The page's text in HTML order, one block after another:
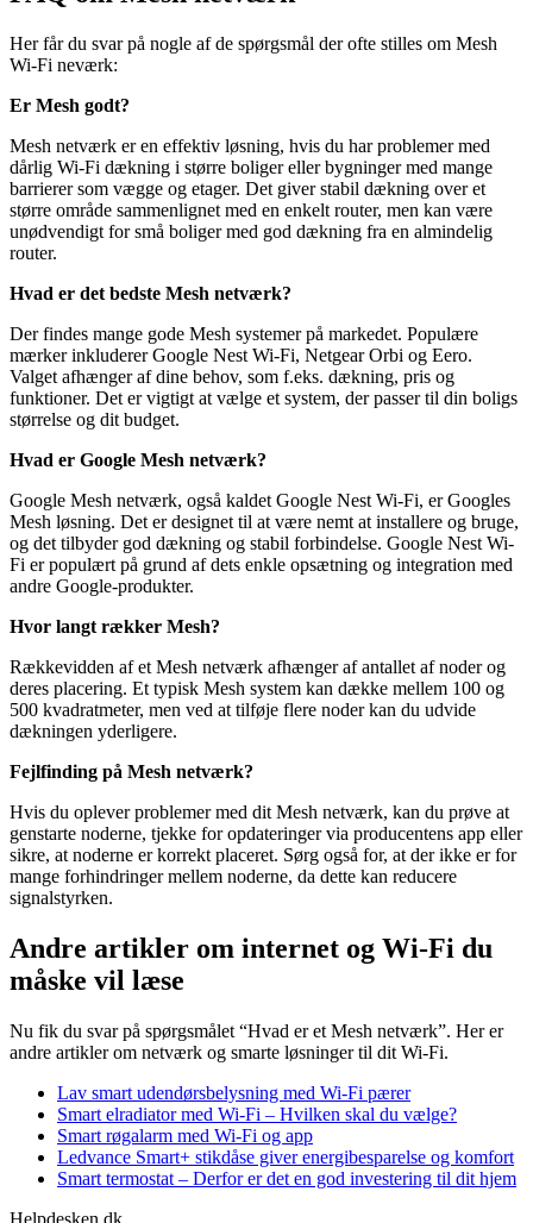
Her får du svar på nogle af de spørgsmål der ofte stilles om Mesh
Wi-Fi neværk:
Er Mesh godt?
Mesh netværk er en effektiv løsning, hvis du har problemer med
dårlig Wi-Fi dækning i større boliger eller bygninger med mange
barrierer som vægge og etager. Det giver stabil dækning over et
større område sammenlignet med en enkelt router, men kan være
unødvendigt for små boliger med god dækning fra en almindelig
router.
Hvad er det bedste Mesh netværk?
Der findes mange gode Mesh systemer på markedet. Populære
mærker inkluderer Google Nest Wi-Fi, Netgear Orbi og Eero.
Valget afhænger af dine behov, som f.eks. dækning, pris og
funktioner. Det er vigtigt at vælge et system, der passer til din boligs
størrelse og dit budget.
Hvad er Google Mesh netværk?
Google Mesh netværk, også kaldet Google Nest Wi-Fi, er Googles
Mesh løsning. Det er designet til at være nemt at installere og bruge,
og det tilbyder god dækning og stabil forbindelse. Google Nest Wi-
Fi er populært på grund af dets enkle opsætning og integration med
andre Google-produkter.
Hvor langt rækker Mesh?
Rækkevidden af et Mesh netværk afhænger af antallet af noder og
deres placering. Et typisk Mesh system kan dække mellem 100 og
500 kvadratmeter, men ved at tilføje flere noder kan du udvide
dækningen yderligere.
Fejlfinding på Mesh netværk?
Hvis du oplever problemer med dit Mesh netværk, kan du prøve at
genstarte noderne, tjekke for opdateringer via producentens app eller
sikre, at noderne er korrekt placeret. Sørg også for, at der ikke er for
mange forhindringer mellem noderne, da dette kan reducere
signalstyrken.
Andre artikler om internet og Wi-Fi du
måske vil læse
Nu fik du svar på spørgsmålet “Hvad er et Mesh netværk”. Her er
andre artikler om netværk og smarte løsninger til dit Wi-Fi.
Lav smart udendørsbelysning med Wi-Fi pærer
Smart elradiator med Wi-Fi – Hvilken skal du vælge?
Smart røgalarm med Wi-Fi og app
Ledvance Smart+ stikdåse giver energibesparelse og komfort
Smart termostat – Derfor er det en god investering til dit hjem